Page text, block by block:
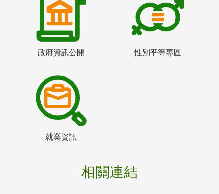
政府資訊公開 性別平等專區
就業資訊
相關連結